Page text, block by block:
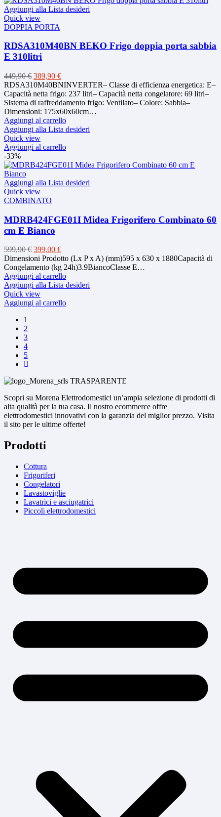
Aggiungi alla Lista desideri
Quick view
DOPPIA PORTA
RDSA310M40BN BEKO Frigo doppia porta sabbia
E 310litri
449,90€ Il
prezzo
originale
era:
449,90 €.
389,90 €Il
prezzo
attuale
è:
389,90 €.
RDSA310M40BNINVERTER– Classe di efficienza energetica: E–
Capacità netta frigo: 237 litri– Capacità netta congelatore: 69 litri–
Sistema di raffreddamento frigo: Ventilato– Colore: Sabbia–
Dimensioni: 175x60x60cm…
Aggiungi al carrello
Aggiungi alla Lista desideri
Quick view
Aggiungi al carrello
-33%
Aggiungi alla Lista desideri
Quick view
COMBINATO
MDRB424FGE01I Midea Frigorifero Combinato 60
cm E Bianco
599,90€ Il
prezzo
originale
era:
599,90 €.
399,00 €Il
prezzo
attuale
è:
399,00 €.
Dimensioni Prodotto (Lx P x A) (mm)595 x 630 x 1880Capacità di
Congelamento (kg 24h)3.9BiancoClasse E…
Aggiungi al carrello
Aggiungi alla Lista desideri
Quick view
Aggiungi al carrello
1
2
3
4
5
Scopri su Morena Elettrodomestici un’ampia selezione di prodotti di
alta qualità per la tua casa. Il nostro ecommerce offre
elettrodomestici innovativi con la garanzia del miglior prezzo. Visita
il sito per le ultime offerte!
Prodotti
Cottura
Frigoriferi
Congelatori
Lavastoviglie
Lavatrici e asciugatrici
Piccoli elettrodomestici